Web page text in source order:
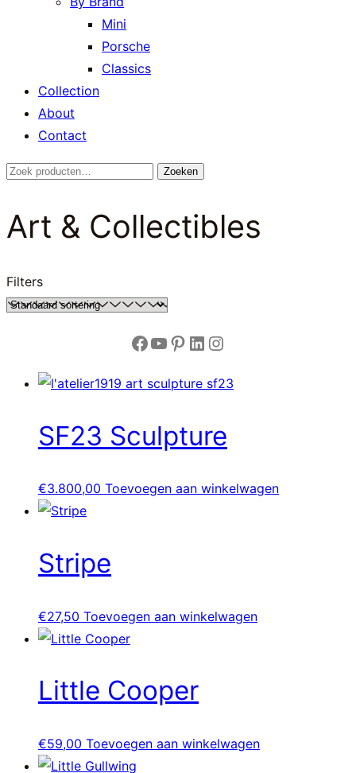
Mini
Porsche
Classics
Collection
About
Contact
Zoeken
Zoeken
Art & Collectibles
Filters
Facebook
YouTube
Pinterest
LinkedIn
Instagram
SF23 Sculpture
€3.800,00 Toevoegen aan winkelwagen
Stripe
€27,50 Toevoegen aan winkelwagen
Little Cooper
€59,00 Toevoegen aan winkelwagen